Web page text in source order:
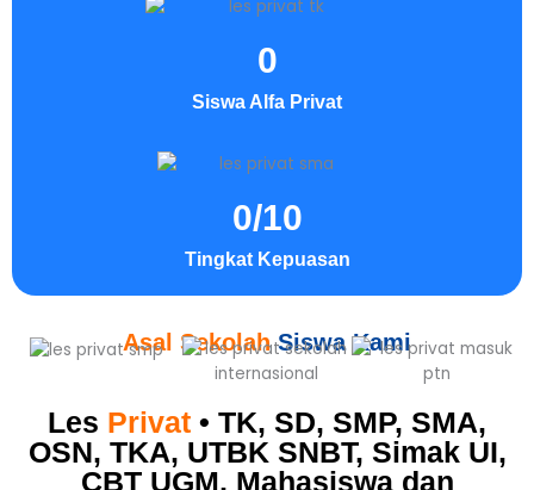
Siswa Alfa Privat
0
Tingkat Kepuasan
0/10
Asal Sekolah Siswa Kami
Les Privat • TK, SD, SMP, SMA,
OSN, TKA, UTBK SNBT, Simak UI,
CBT UGM, Mahasiswa dan